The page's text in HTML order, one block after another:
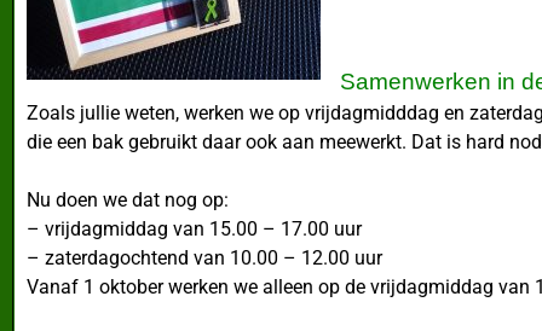
Samenwerken in
Zoals jullie weten, werken we op vrijdagmidddag en
die een bak gebruikt daar ook aan meewerkt. Dat is hard
Nu doen we dat nog op:
– vrijdagmiddag van 15.00 – 17.00 uur
– zaterdagochtend van 10.00 – 12.00 uur
Vanaf 1 oktober werken we alleen op de vrijdagmiddag van